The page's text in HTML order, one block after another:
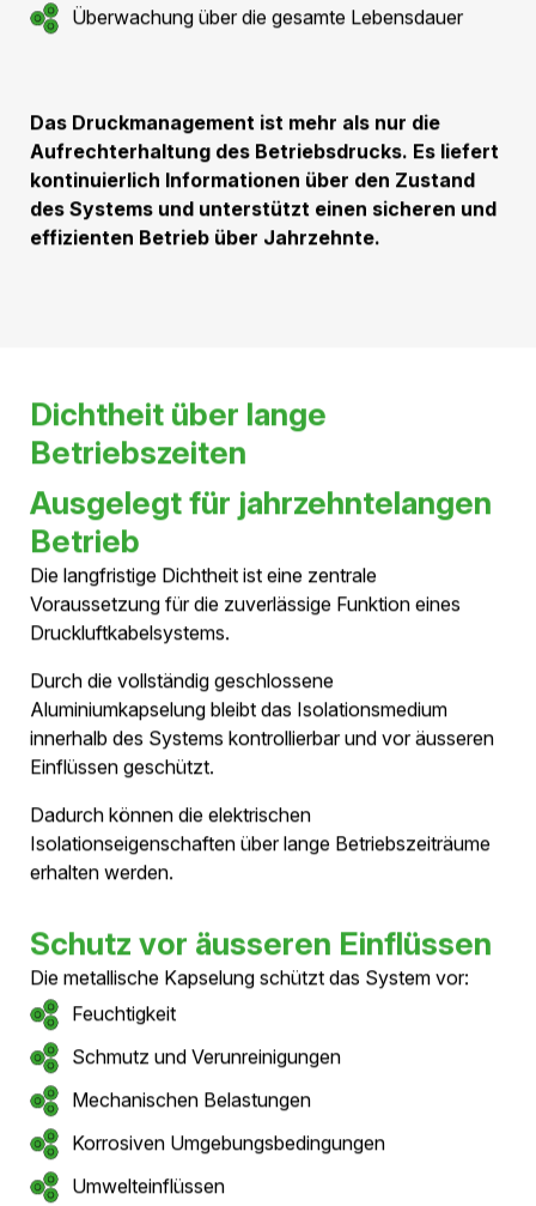
überwachbares Übertragungssystem.
Dichtheit
Im Gegensatz zu offenen Übertragungssystemen bildet
die Aluminiumkapselung einen geschlossenen
Druckraum. Dieser schützt die Druckluft vor äusseren
Einflüssen und verhindert das Eindringen von
Mehrere Funktionen in einem
Designelement
Die Aluminiumkapselung vereint verschiedene
technische Aufgaben:
Druckhaltung
Mechanischer Schutz
Elektrische Erdung
Magnetfeldreduktion
Schutz vor Umwelteinflüssen
Dadurch werden mehrere Funktionen in einem einzigen
Systemelement integriert.
Schutz über die gesamte
Lebensdauer
Während der Betriebsdauer bleibt das Isolationsmedium
innerhalb des geschlossenen Systems kontrollierbar
und überwachbar. Die Kapselung schützt das Kabel
vor: